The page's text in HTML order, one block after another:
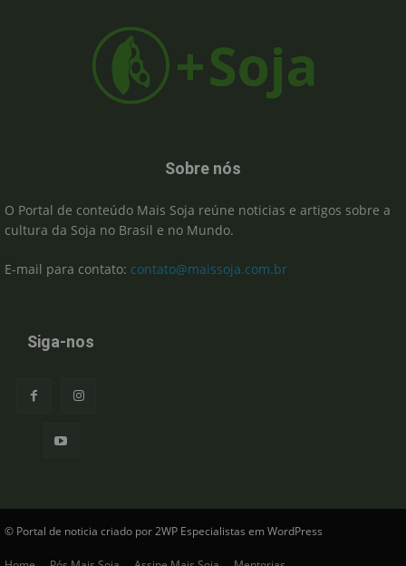
Sobre nós
O Portal de conteúdo Mais Soja reúne noticias e artigos sobre a
cultura da Soja no Brasil e no Mundo.
E-mail para contato: contato@maissoja.com.br
Siga-nos
© Portal de noticia criado por 2WP Especialistas em WordPress